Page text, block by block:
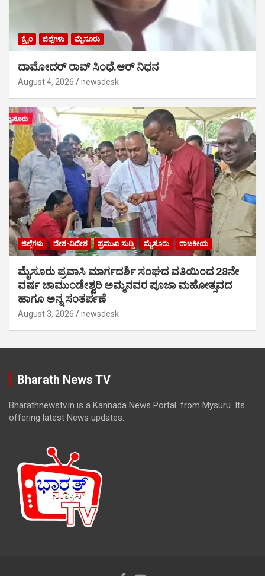
ಕ್ರೈಂ ಜಿಲ್ಲೆಗಳು ಮೈಸೂರು
ದಾಮೋದರ್ ರಾವ್ ಸಿಂಧೆ.ಆರ್ ನಿಧನ
August 4, 2026 newsdesk
ಜಿಲ್ಲೆಗಳು ದೇಶ-ವಿದೇಶ ಪ್ರಮುಖ ಸುದ್ದಿ ಮೈಸೂರು ರಾಜಕೀಯ
ಮೈಸೂರು ಪ್ರವಾಸಿ ಮಾರ್ಗದರ್ಶಿ ಸಂಘದ ವತಿಯಿಂದ 28ನೇ
ವರ್ಷ ಚಾಮುಂಡೇಶ್ವರಿ ಅಮ್ಮನವರ ಪೂಜಾ ಮಹೋತ್ಸವದ
ಹಾಗೂ ಅನ್ನ ಸಂತರ್ಪಣೆ
August 3, 2026 newsdesk
Bharath News TV
Bharathnewstv.in is a Kannada News Portal. from Mysuru. Its
offering latest News updates.